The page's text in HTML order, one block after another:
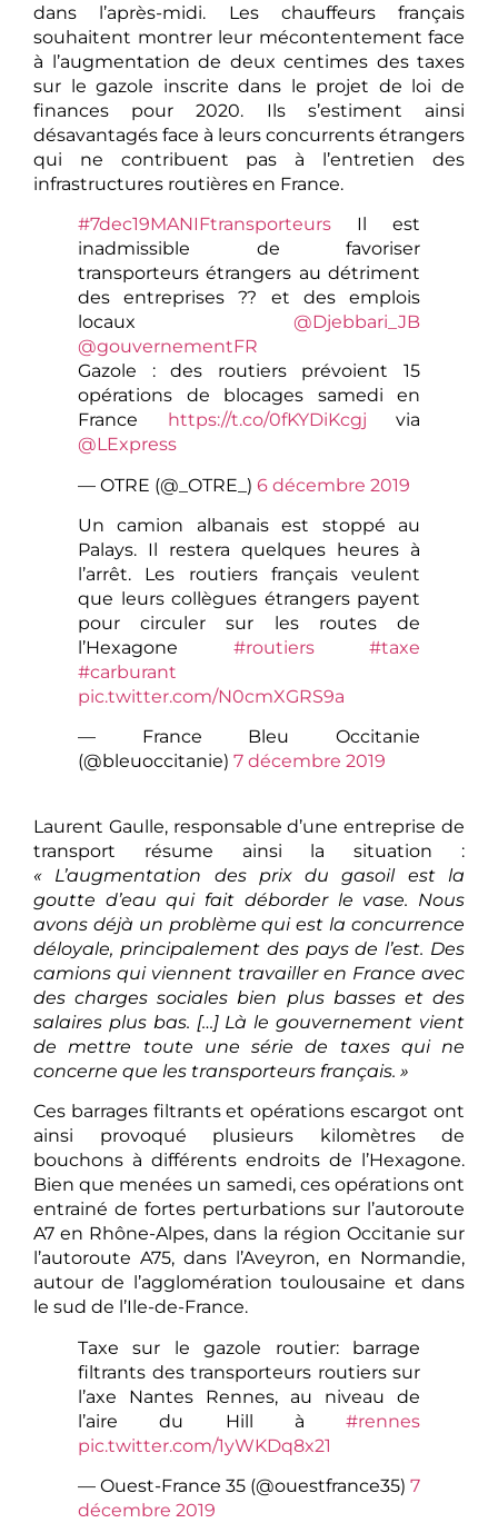
dans l’après-midi. Les chauffeurs français
souhaitent montrer leur mécontentement face
à l’augmentation de deux centimes des taxes
sur le gazole inscrite dans le projet de loi de
finances pour 2020. Ils s’estiment ainsi
désavantagés face à leurs concurrents étrangers
qui ne contribuent pas à l’entretien des
infrastructures routières en France.
#7dec19MANIFtransporteurs Il est
inadmissible de favoriser
transporteurs étrangers au détriment
des entreprises ?? et des emplois
locaux @Djebbari_JB
@gouvernementFR
Gazole : des routiers prévoient 15
opérations de blocages samedi en
France
https://t.co/0fKYDiKcgj via
@LExpress
— OTRE (@_OTRE_) 6 décembre 2019
Un camion albanais est stoppé au
Palays. Il restera quelques heures à
l’arrêt. Les routiers français veulent
que leurs collègues étrangers payent
pour circuler sur les routes de
l’Hexagone #routiers
#taxe
#carburant
pic.twitter.com/N0cmXGRS9a
— France Bleu Occitanie
(@bleuoccitanie) 7 décembre 2019
Laurent Gaulle, responsable d’une entreprise de
transport résume ainsi la situation :
« L’augmentation des prix du gasoil est la
goutte d’eau qui fait déborder le vase. Nous
avons déjà un problème qui est la concurrence
déloyale, principalement des pays de l’est. Des
camions qui viennent travailler en France avec
des charges sociales bien plus basses et des
salaires plus bas. […] Là le gouvernement vient
de mettre toute une série de taxes qui ne
concerne que les transporteurs français. »
Ces barrages filtrants et opérations escargot ont
ainsi provoqué plusieurs kilomètres de
bouchons à différents endroits de l’Hexagone.
Bien que menées un samedi, ces opérations ont
entrainé de fortes perturbations sur l’autoroute
A7 en Rhône-Alpes, dans la région Occitanie sur
l’autoroute A75, dans l’Aveyron, en Normandie,
autour de l’agglomération toulousaine et dans
le sud de l’Ile-de-France.
Taxe sur le gazole routier: barrage
filtrants des transporteurs routiers sur
l’axe Nantes Rennes, au niveau de
l’aire du Hill à #rennes
pic.twitter.com/1yWKDq8x21
— Ouest-France 35 (@ouestfrance35) 7
décembre 2019